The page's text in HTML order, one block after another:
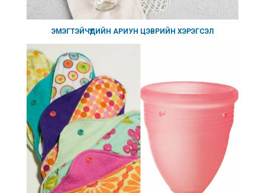
ЭМЭГТЭЙЧҮҮДИЙН АРИУН ЦЭВРИЙН ХЭРЭГСЭЛ